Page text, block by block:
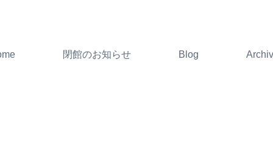
閉館のお知らせ Blog